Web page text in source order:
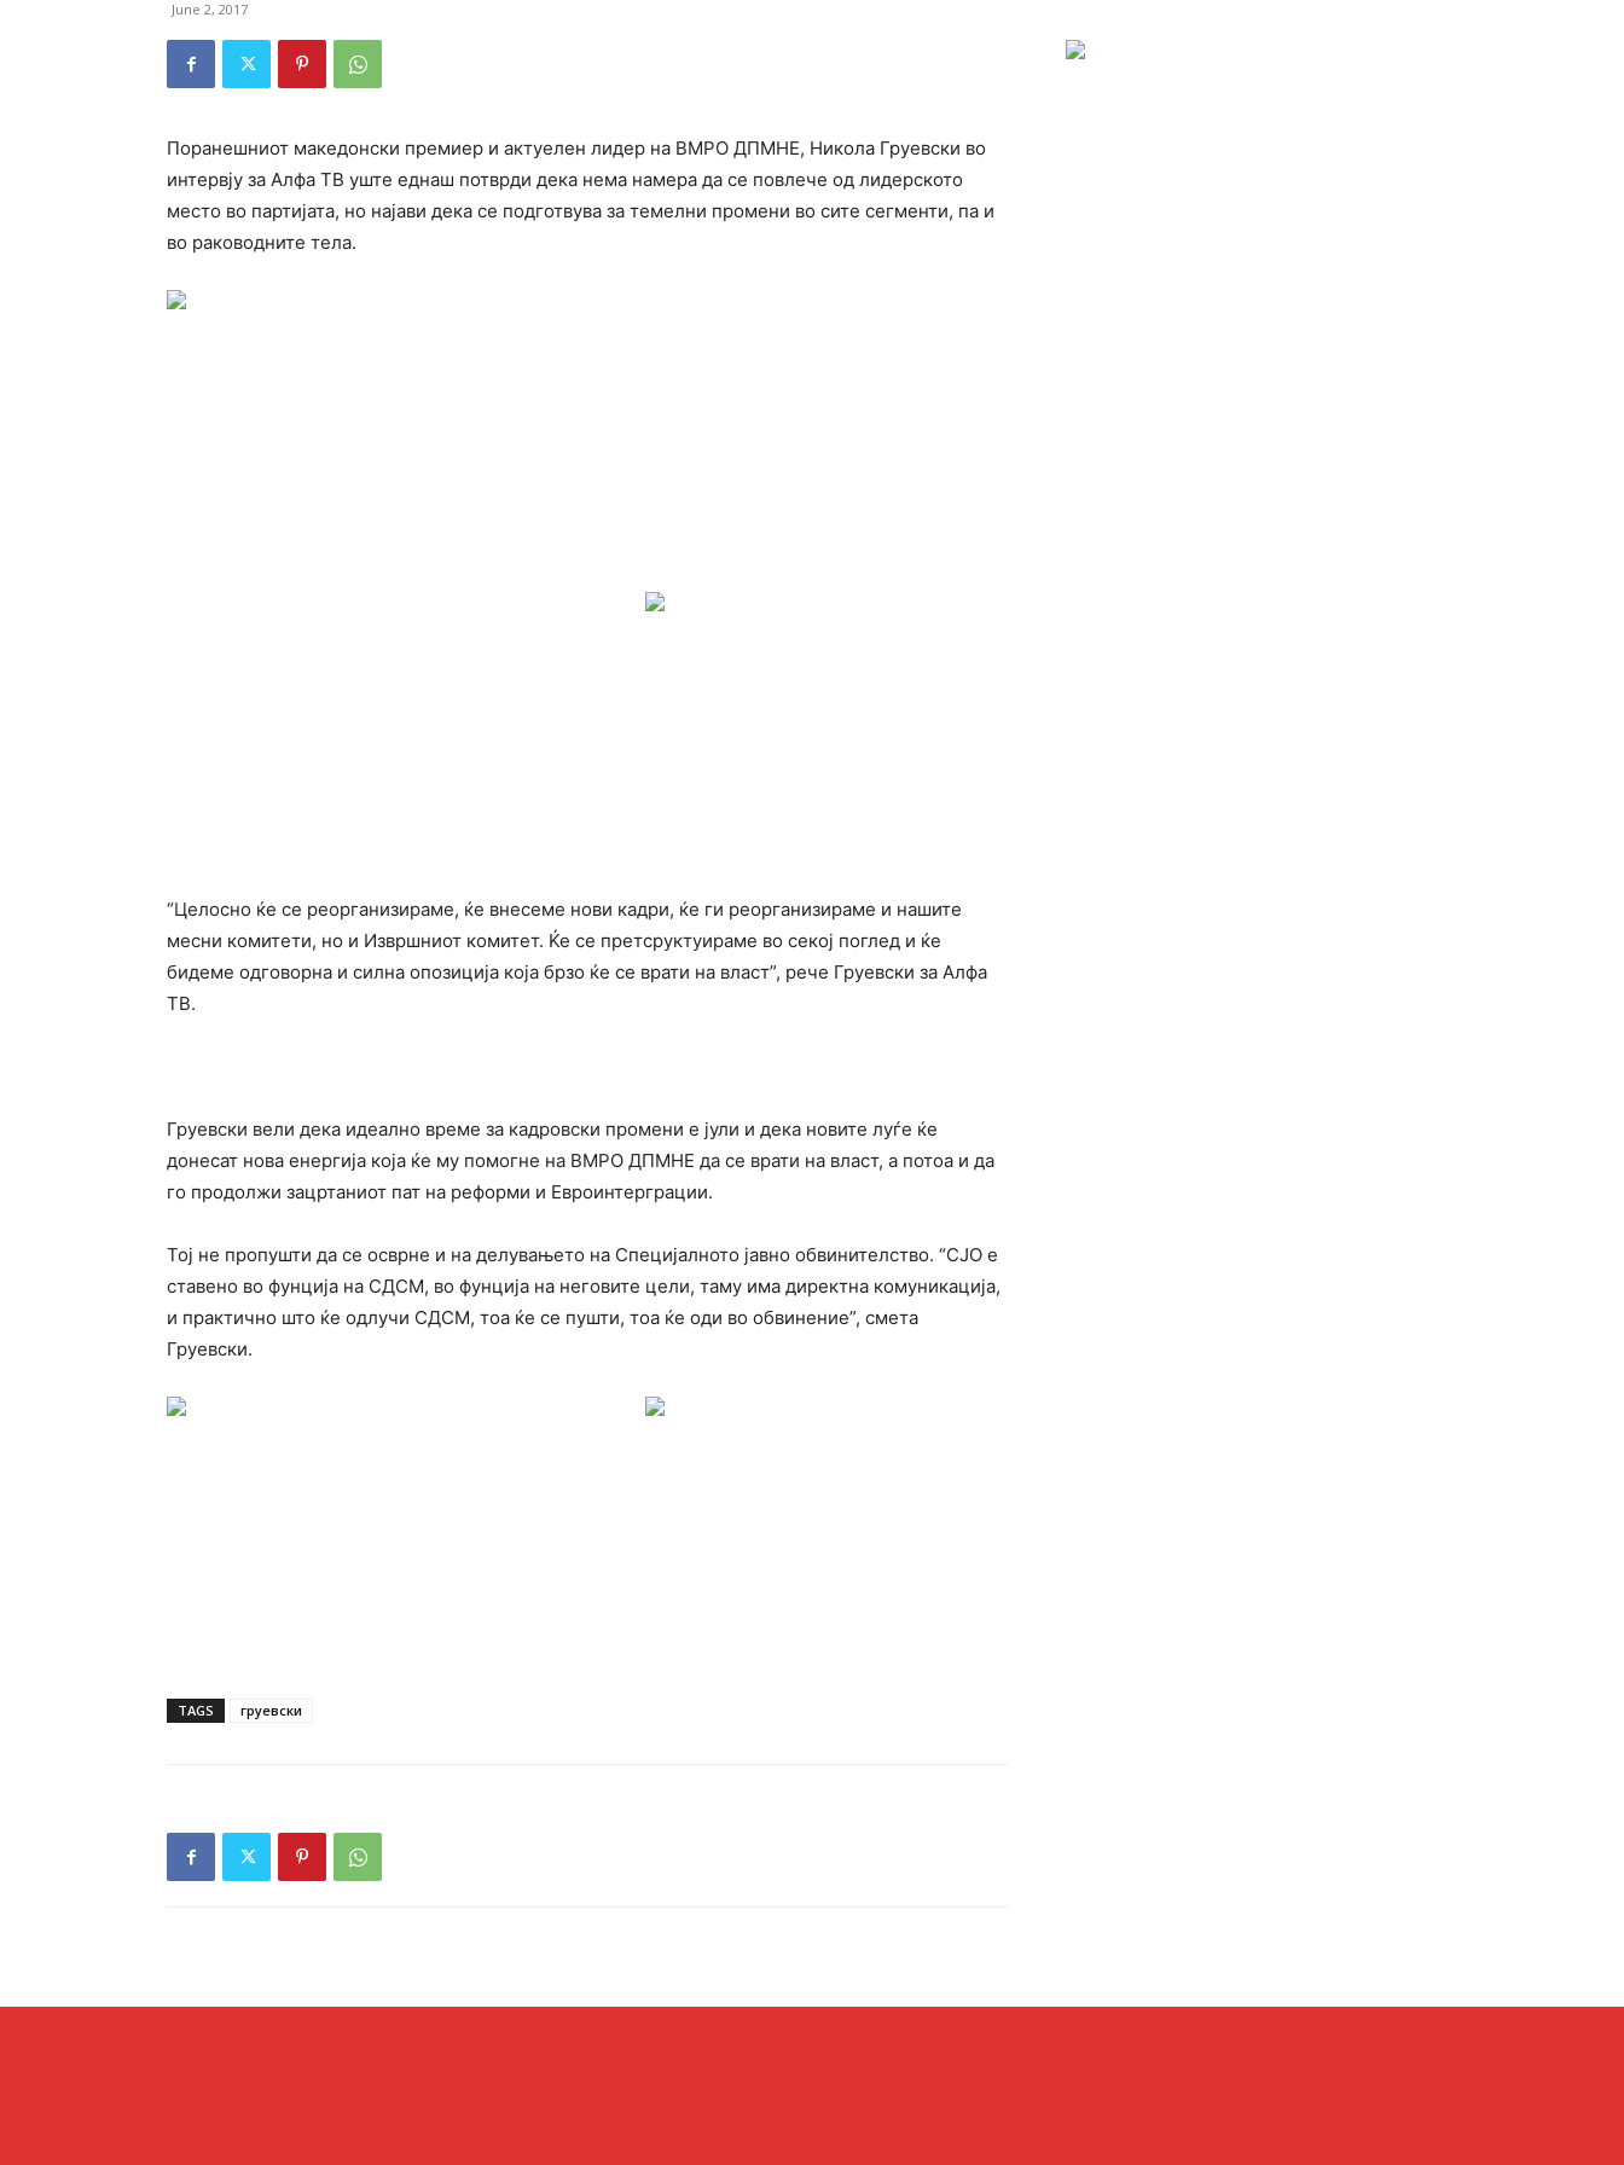
June 2, 2017
Поранешниот македонски премиер и актуелен лидер на ВМРО ДПМНЕ, Никола Груевски во
интервју за Алфа ТВ уште еднаш потврди дека нема намера да се повлече од лидерското
место во партијата, но најави дека се подготвува за темелни промени во сите сегменти, па и
во раководните тела.
“Целосно ќе се реорганизираме, ќе внесеме нови кадри, ќе ги реорганизираме и нашите
месни комитети, но и Извршниот комитет. Ќе се претсруктуираме во секој поглед и ќе
бидеме одговорна и силна опозиција која брзо ќе се врати на власт”, рече Груевски за Алфа
ТВ.
Груевски вели дека идеално време за кадровски промени е јули и дека новите луѓе ќе
донесат нова енергија која ќе му помогне на ВМРО ДПМНЕ да се врати на власт, а потоа и да
го продолжи зацртаниот пат на реформи и Евроинтерграции.
Тој не пропушти да се осврне и на делувањето на Специјалното јавно обвинителство. “СЈО е
ставено во фунција на СДСМ, во фунција на неговите цели, таму има директна комуникација,
и практично што ќе одлучи СДСМ, тоа ќе се пушти, тоа ќе оди во обвинение”, смета
Груевски.
TAGS груевски